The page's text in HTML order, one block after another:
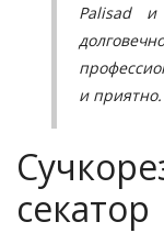
Palisad и
и приятно.
секатор